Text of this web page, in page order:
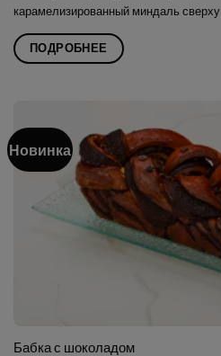
карамелизированный миндаль сверху
ПОДРОБНЕЕ
Новинка
Бабка с шоколадом